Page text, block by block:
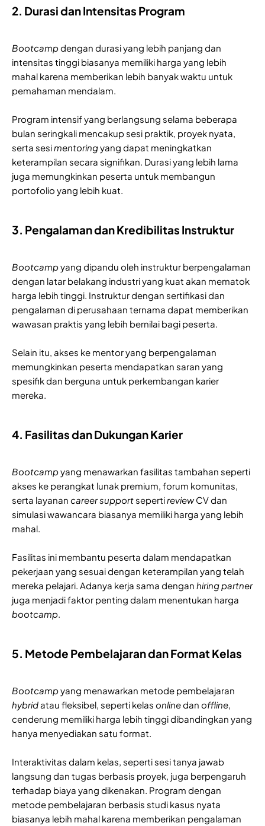
2. Durasi dan Intensitas Program
Bootcampdengan durasi yang lebih panjang dan
intensitas tinggi biasanya memiliki harga yang lebih
mahal karena memberikan lebih banyak waktu untuk
pemahaman mendalam.
Program intensif yang berlangsung selama beberapa
bulan seringkali mencakup sesi praktik, proyek nyata,
serta sesimentoringyang dapat meningkatkan
keterampilan secara signifikan. Durasi yang lebih lama
juga memungkinkan peserta untuk membangun
portofolio yang lebih kuat.
3. Pengalaman dan Kredibilitas Instruktur
Bootcampyang dipandu oleh instruktur berpengalaman
dengan latar belakang industri yang kuat akan mematok
harga lebih tinggi. Instruktur dengan sertifikasi dan
pengalaman di perusahaan ternama dapat memberikan
wawasan praktis yang lebih bernilai bagi peserta.
Selain itu, akses ke mentor yang berpengalaman
memungkinkan peserta mendapatkan saran yang
spesifik dan berguna untuk perkembangan karier
mereka.
4. Fasilitas dan Dukungan Karier
Bootcampyang menawarkan fasilitas tambahan seperti
akses ke perangkat lunak premium, forum komunitas,
serta layanan career supportsepertireviewCV dan
simulasi wawancara biasanya memiliki harga yang lebih
mahal.
Fasilitas ini membantu peserta dalam mendapatkan
pekerjaan yang sesuai dengan keterampilan yang telah
mereka pelajari. Adanya kerja sama dengan hiring partner
juga menjadi faktor penting dalam menentukan harga
bootcamp.
5. Metode Pembelajaran dan Format Kelas
Bootcampyang menawarkan metode pembelajaran
hybridatau fleksibel, seperti kelas onlinedan offline,
cenderung memiliki harga lebih tinggi dibandingkan yang
hanya menyediakan satu format.
Interaktivitas dalam kelas, seperti sesi tanya jawab
langsung dan tugas berbasis proyek, juga berpengaruh
terhadap biaya yang dikenakan. Program dengan
metode pembelajaran berbasis studi kasus nyata
biasanya lebih mahal karena memberikan pengalaman